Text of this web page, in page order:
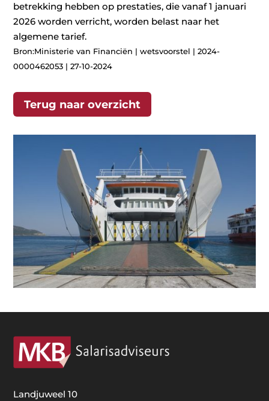
betrekking hebben op prestaties, die vanaf 1 januari
2026 worden verricht, worden belast naar het
algemene tarief.
Bron:Ministerie van Financiën | wetsvoorstel | 2024-
0000462053 | 27-10-2024
Terug naar overzicht
Landjuweel 10